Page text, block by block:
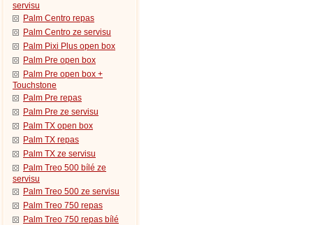
servisu
Palm Centro repas
Palm Centro ze servisu
Palm Pixi Plus open box
Palm Pre open box
Palm Pre open box +
Touchstone
Palm Pre repas
Palm Pre ze servisu
Palm TX open box
Palm TX repas
Palm TX ze servisu
Palm Treo 500 bílé ze
servisu
Palm Treo 500 ze servisu
Palm Treo 750 repas
Palm Treo 750 repas bílé